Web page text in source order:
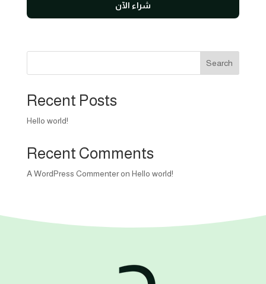
is:
شراء الآن
Search
Recent Posts
Hello world!
Recent Comments
A WordPress Commenteron Hello world!